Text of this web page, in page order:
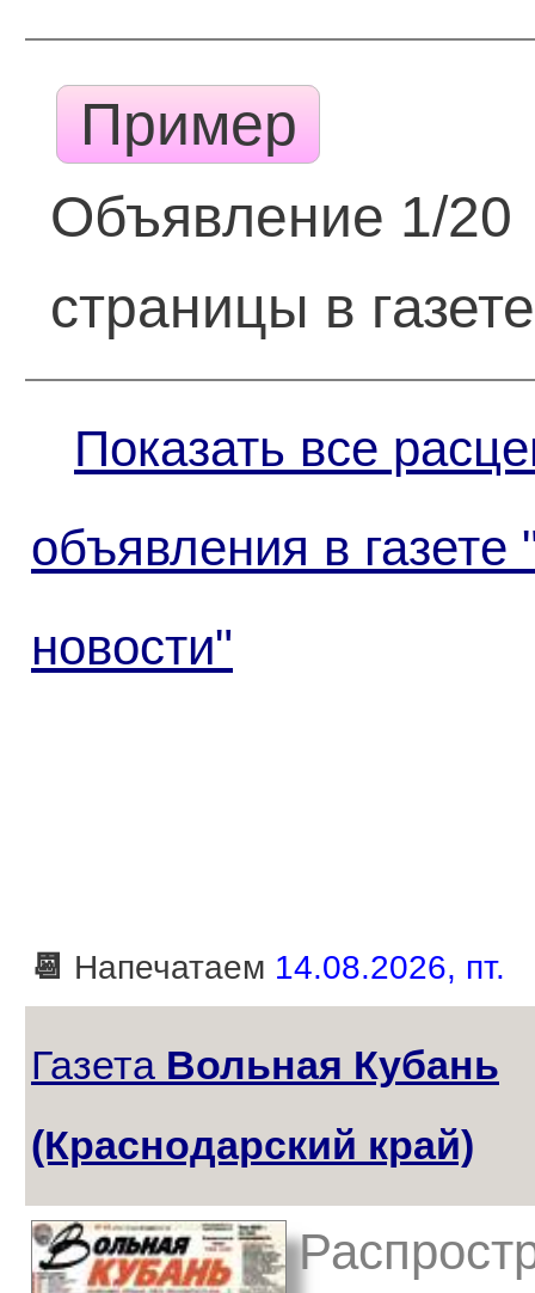
Пример
Объявление 1/20
страницы в газете
Показать все
объявления в газете
новости"
📆 Напечатаем 14.08.2026, пт.
Газета Вольная Кубань
(Краснодарский край)